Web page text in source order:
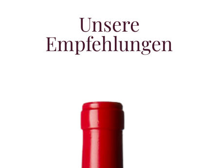
Unsere
Empfehlungen